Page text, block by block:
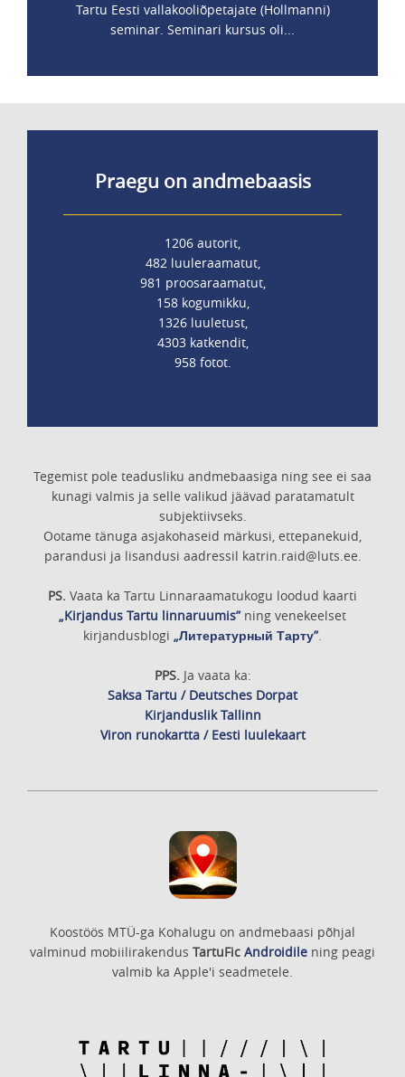
Tartu Eesti vallakooliõpetajate (Hollmanni)
seminar. Seminari kursus oli...
Praegu on andmebaasis
1206 autorit,
482 luuleraamatut,
981 proosaraamatut,
158 kogumikku,
1326 luuletust,
4303 katkendit,
958 fotot.
Tegemist pole teadusliku andmebaasiga ning see ei saa
kunagi valmis ja selle valikud jäävad paratamatult
subjektiivseks.
Ootame tänuga asjakohaseid märkusi, ettepanekuid,
parandusi ja lisandusi aadressil katrin.raid@luts.ee.
PS. Vaata ka Tartu Linnaraamatukogu loodud kaarti
„Kirjandus Tartu linnaruumis”ning venekeelset
kirjandusblogi „Литературный Тарту”.
PPS. Ja vaata ka:
Saksa Tartu / Deutsches Dorpat
Kirjanduslik Tallinn
Viron runokartta / Eesti luulekaart
Koostöös MTÜ-ga Kohalugu on andmebaasi põhjal
valminud mobiilirakendus TartuFic Androidile ning peagi
valmib ka Apple'i seadmetele.